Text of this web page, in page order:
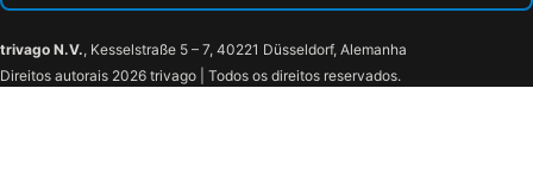
trivago N.V., Kesselstraße 5 – 7, 40221 Düsseldorf, Alemanha
Direitos autorais 2026 trivago | Todos os direitos reservados.